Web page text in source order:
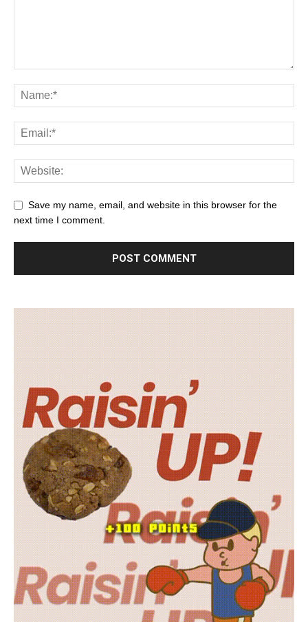
Save my name, email, and website in this browser for the
next time I comment.